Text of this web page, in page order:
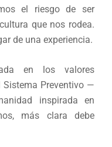
el riesgo de ser
que nos rodea.
de una experiencia.
en los valores
Sistema Preventivo —
inspirada en
más clara debe